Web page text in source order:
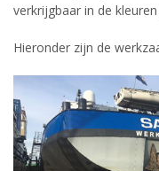
verkrijgbaar in de
Hieronder zijn de